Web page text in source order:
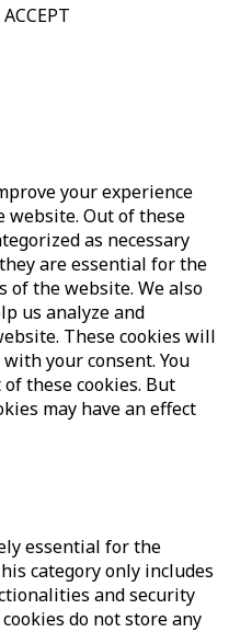
ACCEPT
your experience
Out of these
as necessary
are essential for the
the website. We also
us analyze and
These cookies will
your consent. You
these cookies. But
may have an effect
essential for the
category only includes
and security
do not store any